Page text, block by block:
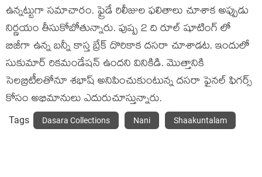
ఉన్నట్టుగా సమాచారం. ఫ్రైడే రిలీజుల ఫలితాలు చూశాక అప్పుడు
నిర్ణయం తీసుకోబోతున్నారు. పుష్ప 2 ది రూల్ షూటింగ్ లో
బిజీగా ఉన్న బన్నీ కాస్త బ్రేక్ దొరికాక దసరా చూశాడట. ఇందులో
సుకుమార్ రికమండేషన్ ఉందని వినికిడి. మొత్తానికి
సెలబ్రిటీలతోనూ శభాష్ అనిపించుకుంటున్న దసరా ఫైనల్ ఫిగర్స్
కోసం అభిమానులు ఎదురుచూస్తున్నారు.
Tags Dasara Collections Nani Shaakuntalam